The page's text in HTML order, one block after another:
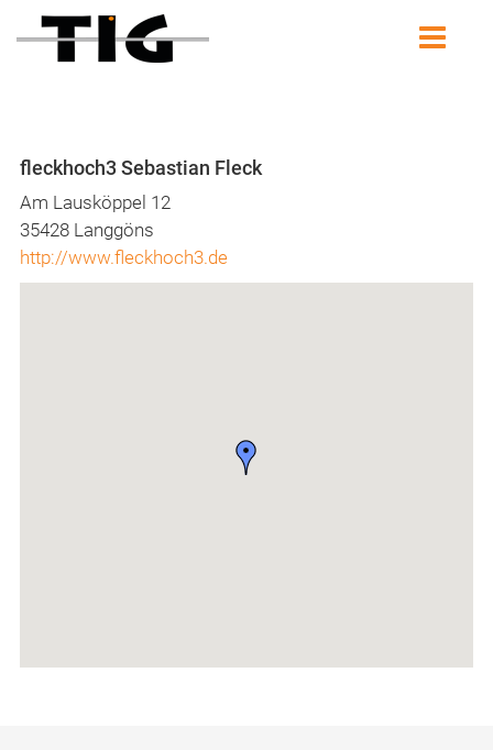
fleckhoch3 Sebastian Fleck
Am Lausköppel 12
35428 Langgöns
http://www.fleckhoch3.de